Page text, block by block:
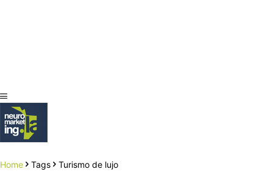
Home Tags Turismo de lujo